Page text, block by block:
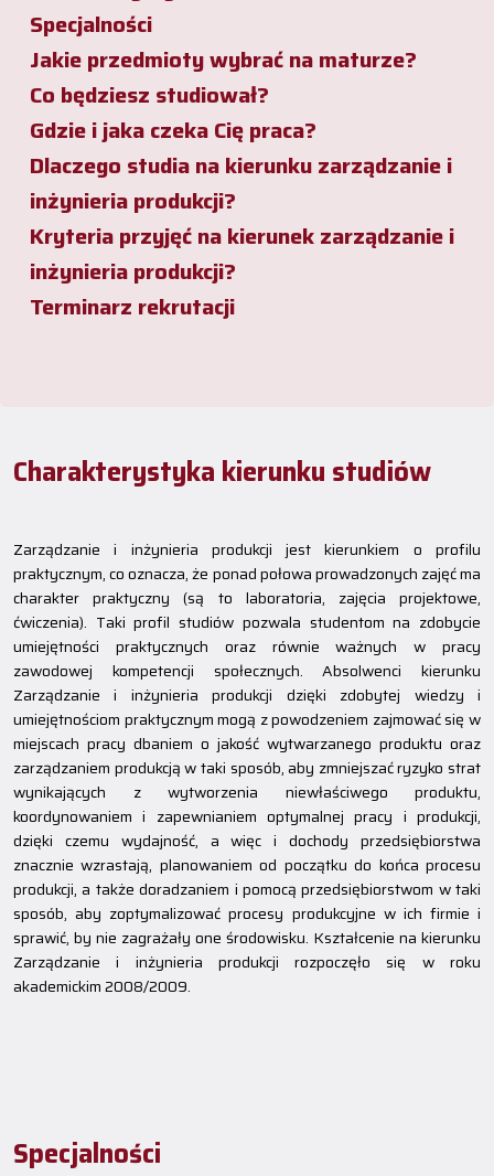
Specjalności
Jakie przedmioty wybrać na maturze?
Co będziesz studiował?
Gdzie i jaka czeka Cię praca?
Dlaczego studia na kierunku zarządzanie i
inżynieria produkcji?
Kryteria przyjęć na kierunek zarządzanie i
inżynieria produkcji?
Terminarz rekrutacji
Charakterystyka kierunku studiów
Zarządzanie i inżynieria produkcji jest kierunkiem o profilu
praktycznym, co oznacza, że ponad połowa prowadzonych zajęć ma
charakter praktyczny (są to laboratoria, zajęcia projektowe,
ćwiczenia). Taki profil studiów pozwala studentom na zdobycie
umiejętności praktycznych oraz równie ważnych w pracy
zawodowej kompetencji społecznych. Absolwenci kierunku
Zarządzanie i inżynieria produkcji dzięki zdobytej wiedzy i
umiejętnościom praktycznym mogą z powodzeniem zajmować się w
miejscach pracy dbaniem o jakość wytwarzanego produktu oraz
zarządzaniem produkcją w taki sposób, aby zmniejszać ryzyko strat
wynikających z wytworzenia niewłaściwego produktu,
koordynowaniem i zapewnianiem optymalnej pracy i produkcji,
dzięki czemu wydajność, a więc i dochody przedsiębiorstwa
znacznie wzrastają, planowaniem od początku do końca procesu
produkcji, a także doradzaniem i pomocą przedsiębiorstwom w taki
sposób, aby zoptymalizować procesy produkcyjne w ich firmie i
sprawić, by nie zagrażały one środowisku. Kształcenie na kierunku
Zarządzanie i inżynieria produkcji rozpoczęło się w roku
akademickim 2008/2009.
Specjalności